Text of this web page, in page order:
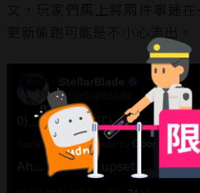
文，玩家們馬上將兩件事連
更新偷跑可能是不小心流出。